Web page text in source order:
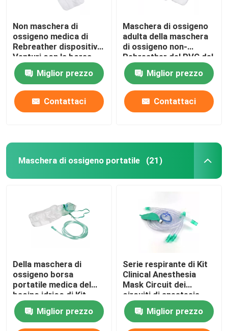
Non maschera di
ossigeno medica di
Rebreather dispositivo
Venturi con la borsa
del bacino idrico
Miglior prezzo
Contattaci
Maschera di ossigeno
adulta della maschera
di ossigeno non-
Rebreather del PVC del
grado medico
Miglior prezzo
Contattaci
Maschera di ossigeno portatile (21)
Della maschera di
ossigeno borsa
portatile medica del
bacino idrico di Kit
With 1000ml della
maschera di
Rebreathing non
Miglior prezzo
Serie respirante di Kit
Clinical Anesthesia
Mask Circuit dei
circuiti di anestesia
eliminabile
Miglior prezzo